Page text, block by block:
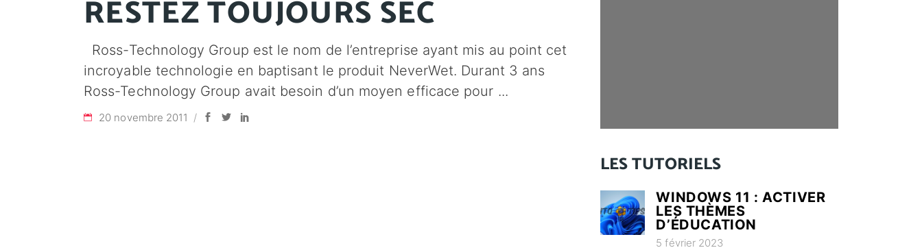
RESTEZ TOUJOURS SEC
Ross-Technology Group est le nom de l’entreprise ayant mis au point cet
incroyable technologie en baptisant le produit NeverWet. Durant 3 ans
Ross-Technology Group avait besoin d’un moyen efficace pour
20 novembre 2011
LES TUTORIELS
WINDOWS 11 : ACTIVER
LES THÈMES
D’ÉDUCATION
5 février 2023